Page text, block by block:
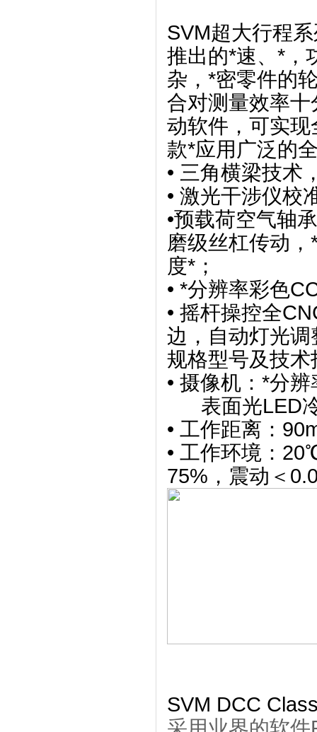
SVM超大行程
推出的*速、*，
杂，*密零件的
合对测量效率
动软件，可实
款*应用广泛的
• 三角横梁技术
• 激光干涉仪校
•预载荷空气轴
磨级丝杠传动
度*；
• *分辨率彩色
• 摇杆操控全
边，自动灯光
规格型号及技术
• 摄像机：*分
表面光LED冷
• 工作距离：
• 工作环境：
75%，震动＜
SVM DCC